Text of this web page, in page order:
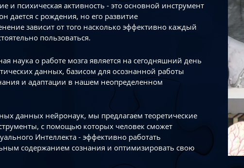
и психическая активность - это основной инструмент
дается с рождения, но его развитие
зависит от того насколько эффективно каждый
пользоваться.
наука о работе мозга является на сегодняшний день
данных, базисом для осознанной работы
и адаптации в нашем неопределенном
данных нейронаук, мы предлагаем теоретические
с помощью которых человек сможет
Интеллекта - эффективно работать
содержанием сознания и оптимизировать свою